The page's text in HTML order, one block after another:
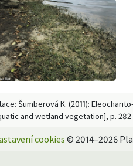
Šumberová K. (2011):
and wetland vegetation], p.
cookies © 2014–2026